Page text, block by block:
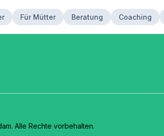
Für Mütter Beratung Coaching
Alle Rechte vorbehalten.